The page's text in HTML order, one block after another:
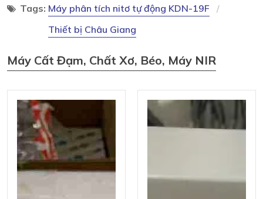
Tags: Máy phân tích nitơ tự động KDN-19F
Thiết bị Châu Giang
Máy Cất Đạm, Chất Xơ, Béo, Máy NIR